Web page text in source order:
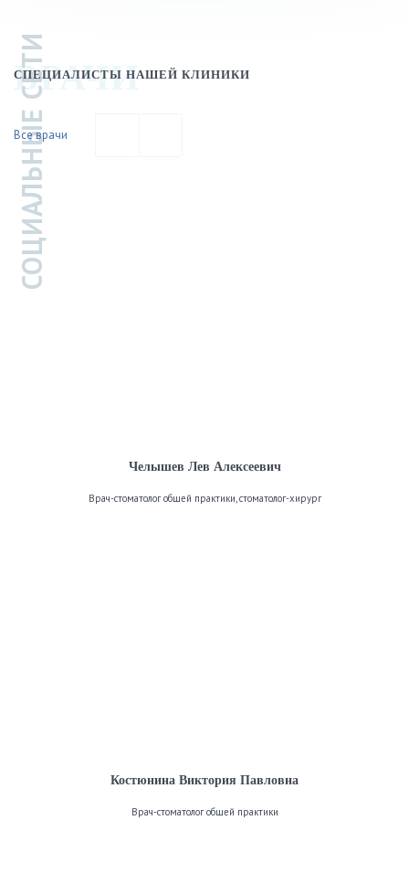
СОЦИАЛЬНЫЕ СЕТИ
ВРАЧИ
СПЕЦИАЛИСТЫ НАШЕЙ КЛИНИКИ
Все врачи
Челышев Лев Алексеевич
Врач-стоматолог общей практики, стоматолог-хирург
Костюнина Виктория Павловна
Врач-стоматолог общей практики